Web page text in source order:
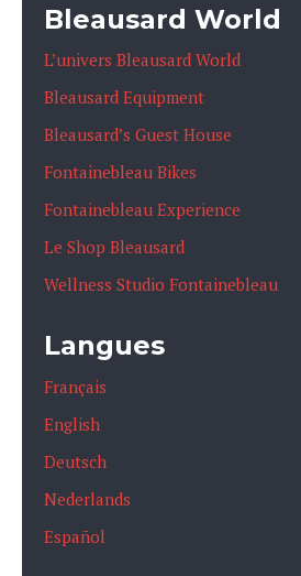
Bleausard World
L’univers Bleausard World
Bleausard Equipment
Bleausard’s Guest House
Fontainebleau Bikes
Fontainebleau Experience
Le Shop Bleausard
Wellness Studio Fontainebleau
Langues
Français
English
Deutsch
Nederlands
Español